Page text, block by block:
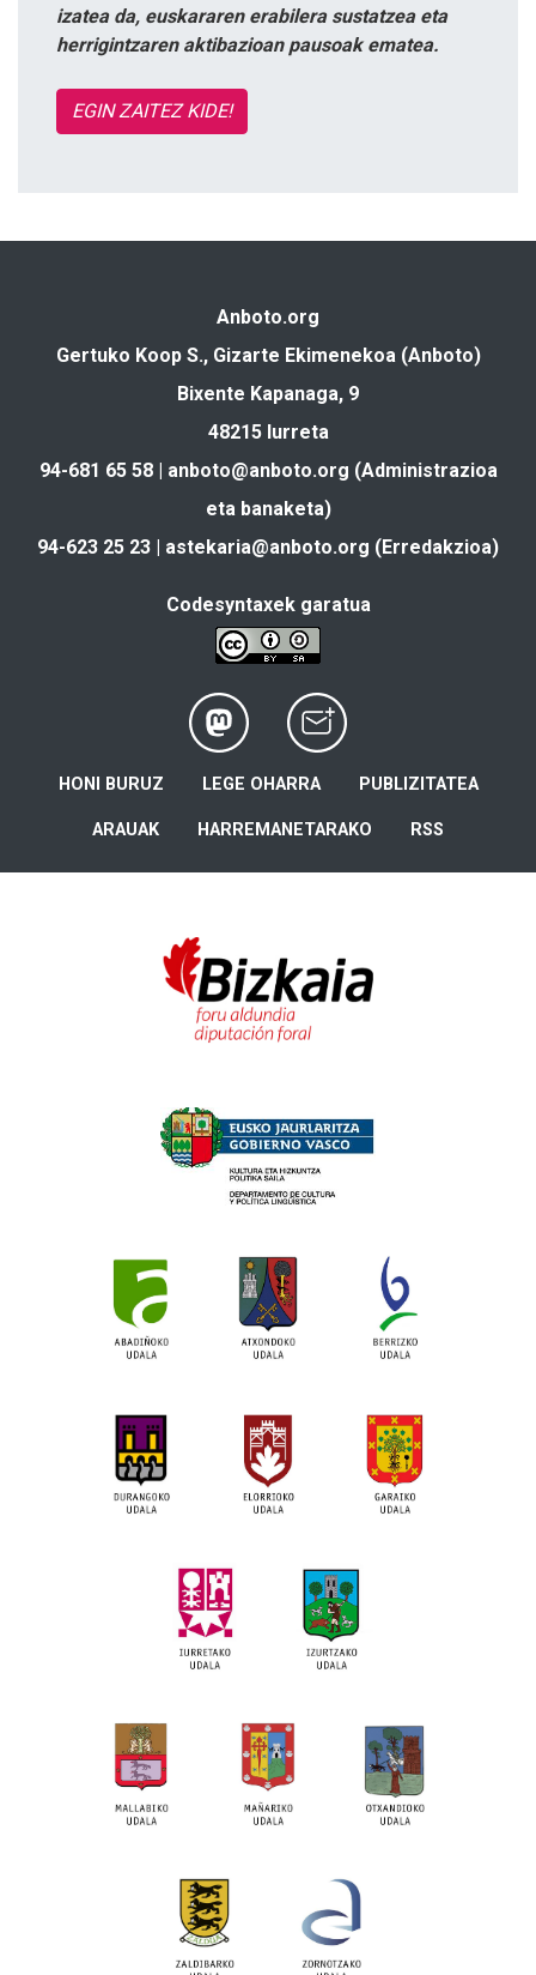
izatea da, euskararen erabilera sustatzea eta
herrigintzaren aktibazioan pausoak ematea.
EGIN ZAITEZ KIDE!
Anboto.org
Gertuko Koop S., Gizarte Ekimenekoa (Anboto)
Bixente Kapanaga, 9
48215 Iurreta
94-681 65 58 | anboto@anboto.org (Administrazioa
eta banaketa)
94-623 25 23 | astekaria@anboto.org (Erredakzioa)
Codesyntaxek garatua
HONI BURUZ LEGE OHARRA PUBLIZITATEA
ARAUAK HARREMANETARAKO RSS